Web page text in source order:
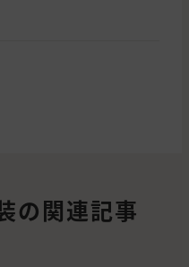
の関連記事